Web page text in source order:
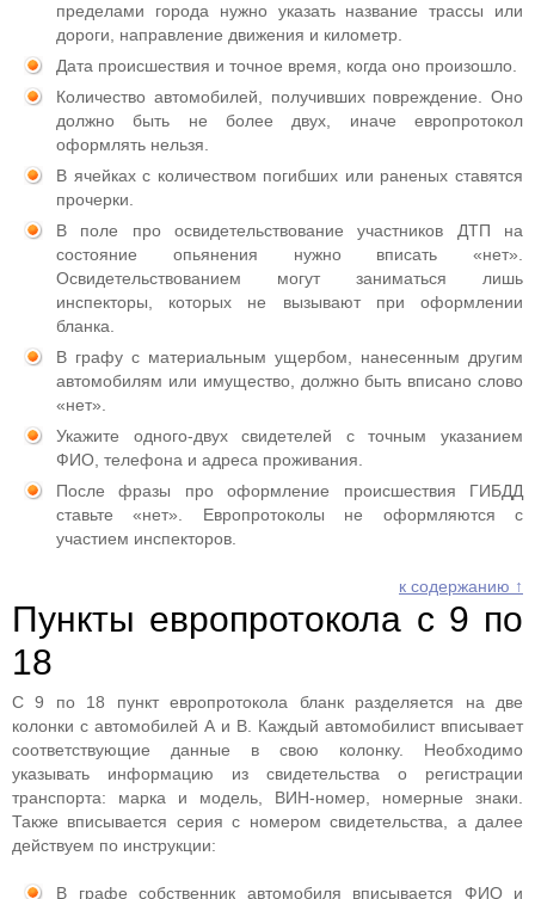
пределами города нужно указать название трассы или
дороги, направление движения и километр.
Дата происшествия и точное время, когда оно произошло.
Количество автомобилей, получивших повреждение. Оно
должно быть не более двух, иначе европротокол
оформлять нельзя.
В ячейках с количеством погибших или раненых ставятся
прочерки.
В поле про освидетельствование участников ДТП на
состояние опьянения нужно вписать «нет».
Освидетельствованием могут заниматься лишь
инспекторы, которых не вызывают при оформлении
бланка.
В графу с материальным ущербом, нанесенным другим
автомобилям или имущество, должно быть вписано слово
«нет».
Укажите одного-двух свидетелей с точным указанием
ФИО, телефона и адреса проживания.
После фразы про оформление происшествия ГИБДД
ставьте «нет». Европротоколы не оформляются с
участием инспекторов.
к содержанию ↑
Пункты европротокола с 9 по
18
С 9 по 18 пункт европротокола бланк разделяется на две
колонки с автомобилей A и B. Каждый автомобилист вписывает
соответствующие данные в свою колонку. Необходимо
указывать информацию из свидетельства о регистрации
транспорта: марка и модель, ВИН-номер, номерные знаки.
Также вписывается серия с номером свидетельства, а далее
действуем по инструкции:
В графе собственник автомобиля вписывается ФИО и